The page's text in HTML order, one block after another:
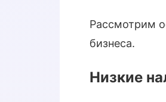
Рассмотрим
бизнеса.
Низкие